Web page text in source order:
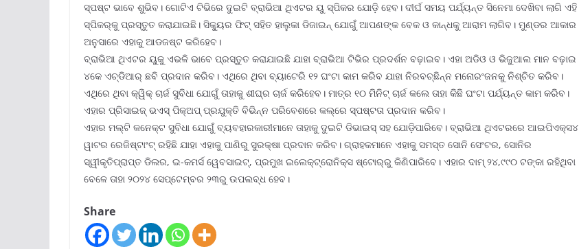
ସ୍ପଷ୍ଟ ଭାବେ ଶୁଭିବ। ଗୋଟିଏ ଟିଭିରେ ଦୁଇଟି ବ୍ରାଭିଆ ଥିଏଟର ୟୁ ସ୍ପିକର ଯୋଡ଼ି ହେବ। ଦୀର୍ଘ ସମୟ ପର୍ଯ୍ୟନ୍ତ ସିନେମା ଦେଖିବା ଲାଗି ଏହି
ସ୍ପିକର୍‌କୁ ପ୍ରସ୍ତୁତ କରାଯାଇଛି। ସିକ୍ୟୁର ଫିଟ୍ ସହିତ ହାଲୁକା ଡିଜାଇନ୍ ଯୋଗୁଁ ଆପଣଙ୍କ ବେକ ଓ କାନ୍ଧକୁ ଆରାମ ଲାଗିବ। ମୁଣ୍ଡର ଆକାର
ଅନୁସାରେ ଏହାକୁ ଆଡଜଷ୍ଟ କରିହେବ।
ବ୍ରାଭିଆ ଥିଏଟର ୟୁକୁ ଏଭଳି ଭାବେ ପ୍ରସ୍ତୁତ କରାଯାଇଛି ଯାହା ବ୍ରାଭିଆ ଟିଭିର ପ୍ରଦର୍ଶନ ବଢ଼ାଇବ। ଏହା ଅଡିଓ ଓ ଭିଜୁଆଲ ମାନ ବଢ଼ାଇ
୪କେ ଏଚ୍‌ଡିଆର୍ ଛବି ପ୍ରଦାନ କରିବ। ଏଥିରେ ଥିବା ବ୍ୟାଟେରି ୧୨ ଘଂଟା କାମ କରିବ ଯାହା ନିରବଚ୍ଛିନ୍ନ ମନୋରଂଜନକୁ ନିଶ୍ଚିତ କରିବ।
ଏଥିରେ ଥିବା କ୍ୱିକ୍ ଚାର୍ଜ ସୁବିଧା ଯୋଗୁଁ ତାହାକୁ ଶୀଘ୍ର ଚାର୍ଜ କରିହେବ। ମାତ୍ର ୧୦ ମିନିଟ୍ ଚାର୍ଜ କଲେ ତାହା କିଛି ଘଂଟା ପର୍ଯ୍ୟନ୍ତ କାମ କରିବ।
ଏହାର ପ୍ରିସାଇଜ୍ ଭଏସ୍ ପିକ୍‌ଅପ୍ ପ୍ରଯୁକ୍ତି ବିଭିନ୍ନ ପରିବେଶରେ କଲ୍‌ରେ ସ୍ପଷ୍ଟତା ପ୍ରଦାନ କରିବ।
ଏହାର ମଲ୍‌ଟି କନେକ୍ଟ ସୁବିଧା ଯୋଗୁଁ ବ୍ୟବହାରକାରୀମାନେ ତାହାକୁ ଦୁଇଟି ଡିଭାଇସ୍ ସହ ଯୋଡ଼ିପାରିବେ। ବ୍ରାଭିଆ ଥିଏଟରରେ ଆଇପିଏକ୍ସ୪
ୱାଟର ରେଜିଷ୍ଟାଂଟ୍ ରହିଛି ଯାହା ଏହାକୁ ପାଣିରୁ ସୁରକ୍ଷା ପ୍ରଦାନ କରିବ। ଗ୍ରାହକମାନେ ଏହାକୁ ସମସ୍ତ ସୋନି ସେଂଟର, ସୋନିର
ସ୍ୱୀକୃତିପ୍ରାପ୍ତ ଡିଲର, ଇ-କମର୍ସ ୱେବସାଇଟ୍‌, ପ୍ରମୁଖ ଇଲେକ୍ଟ୍ରୋନିକ୍ସ ଷ୍ଟୋର୍‌ରୁ କିଣିପାରିବେ। ଏହାର ଦାମ୍ ୨୪,୯୯୦ ଟଙ୍କା ରହିଥିବା
ବେଳେ ତାହା ୨୦୨୪ ସେପ୍ଟେମ୍ବର ୨୩ରୁ ଉପଲବ୍ଧ ହେବ।
Share